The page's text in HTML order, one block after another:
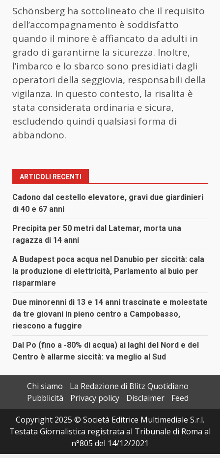
Schönsberg ha sottolineato che il requisito
dell’accompagnamento è soddisfatto
quando il minore è affiancato da adulti in
grado di garantirne la sicurezza. Inoltre,
l’imbarco e lo sbarco sono presidiati dagli
operatori della seggiovia, responsabili della
vigilanza. In questo contesto, la risalita è
stata considerata ordinaria e sicura,
escludendo quindi qualsiasi forma di
abbandono.
ARTICOLI RECENTI
Cadono dal cestello elevatore, gravi due giardinieri
di 40 e 67 anni
Precipita per 50 metri dal Latemar, morta una
ragazza di 14 anni
A Budapest poca acqua nel Danubio per siccità: cala
la produzione di elettricità, Parlamento al buio per
risparmiare
Due minorenni di 13 e 14 anni trascinate e molestate
da tre giovani in pieno centro a Campobasso,
riescono a fuggire
Dal Po (fino a -80% di acqua) ai laghi del Nord e del
Centro è allarme siccità: va meglio al Sud
Chi siamo
La Redazione di Blitz Quotidiano
Pubblicità
Privacy policy Disclaimer
Feed
Copyright 2025 © Società Editrice Multimediale S.r.l.
Testata Giornalistica registrata al Tribunale di Roma al
n°805 del 14/12/2021